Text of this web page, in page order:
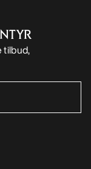
tilbud,